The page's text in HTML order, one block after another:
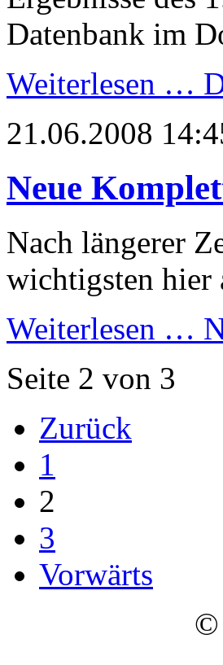
Datenbank im
Weiterlesen …
21.06.2008
Neue
Nach längerer
wichtigsten hier
Weiterlesen …
Seite 2 von 3
Zurück
1
2
3
Vorwärts
©